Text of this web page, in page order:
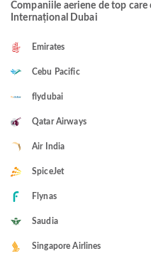
Companiile aeriene de top care
Internațional Dubai
Emirates
Cebu Pacific
flydubai
Qatar Airways
Air India
SpiceJet
Flynas
Saudia
Singapore Airlines